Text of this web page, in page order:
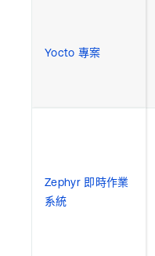
Yocto 專案
Zephyr 即時作業
系統